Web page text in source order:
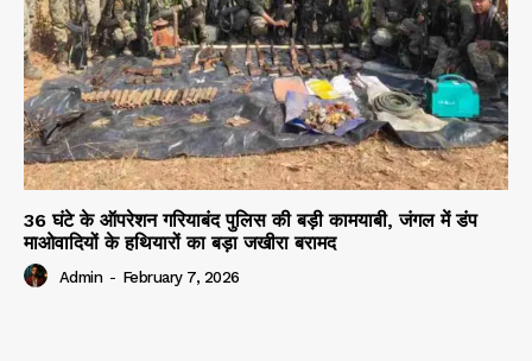
36 घंटे के ऑपरेशन गरियाबंद पुलिस की बड़ी कामयाबी, जंगल में डंप
माओवादियों के हथियारों का बड़ा जखीरा बरामद
Admin - February 7, 2026